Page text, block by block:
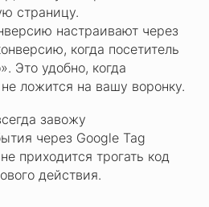
страницу.
настраивают через
когда посетитель
Это удобно, когда
ложится на вашу воронку.
завожу
через Google Tag
приходится трогать код
действия.